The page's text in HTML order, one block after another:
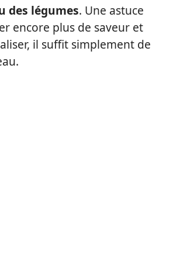
des légumes. Une astuce
encore plus de saveur et
il suffit simplement de